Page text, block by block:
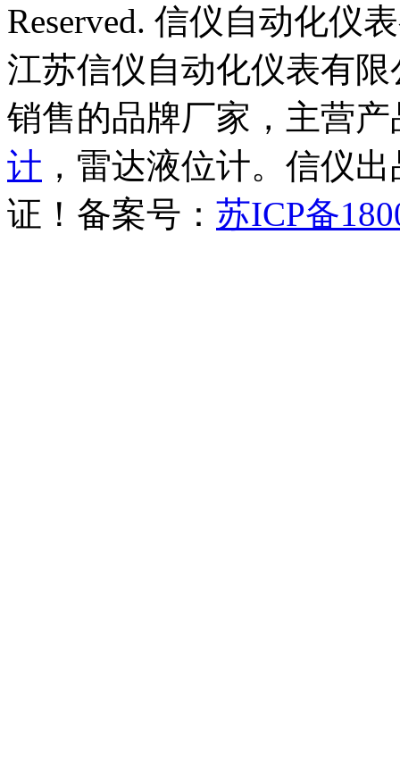
Reserved. 信仪自动化仪
江苏信仪自动化仪表有
销售的品牌厂家，主营产
计 ，雷达液位计。信仪
证！备案号： 苏ICP备